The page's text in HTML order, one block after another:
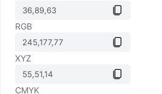
RGB
XYZ
CMYK